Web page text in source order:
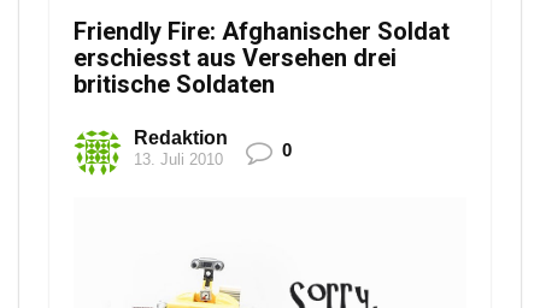
Friendly Fire: Afghanischer Soldat
erschiesst aus Versehen drei
britische Soldaten
Redaktion
13. Juli 2010 0